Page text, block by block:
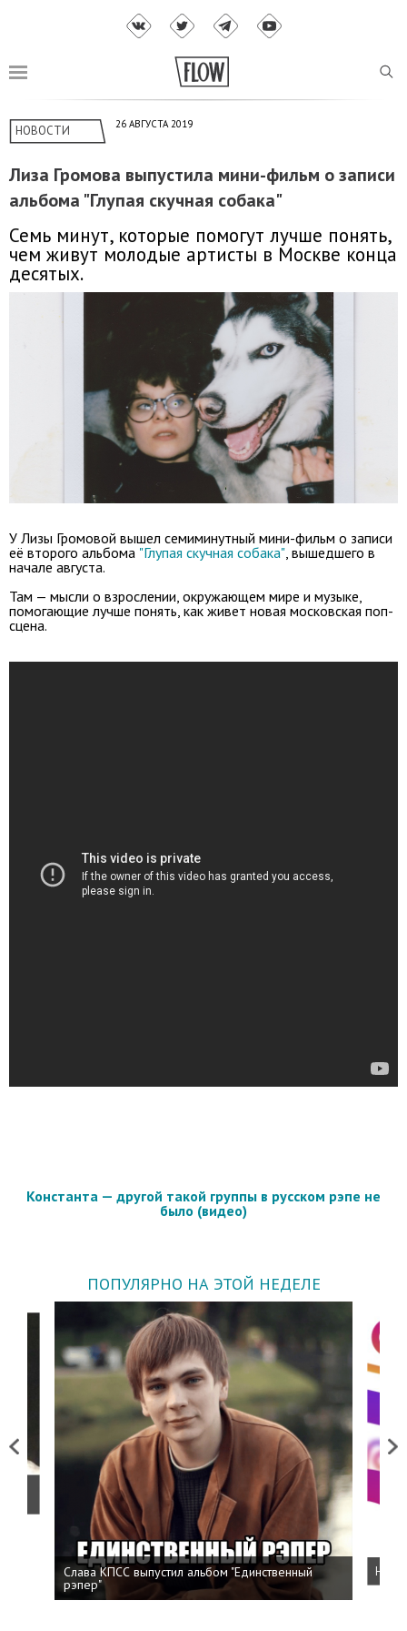
НОВОСТИ 26 АВГУСТА 2019
Лиза Громова выпустила мини-фильм о записи
альбома "Глупая скучная собака"
Семь минут, которые помогут лучше понять,
чем живут молодые артисты в Москве конца
десятых.
У Лизы Громовой вышел семиминутный мини-фильм о записи
её второго альбома "Глупая скучная собака" , вышедшего в
начале августа.
Там — мысли о взрослении, окружающем мире и музыке,
помогающие лучше понять, как живет новая московская поп-
сцена.
Константа — другой такой группы в русском рэпе не
было (видео)
ПОПУЛЯРНО НА ЭТОЙ НЕДЕЛЕ
Previous
Слава КПСС выпустил альбом "Единственный
рэпер"
Next